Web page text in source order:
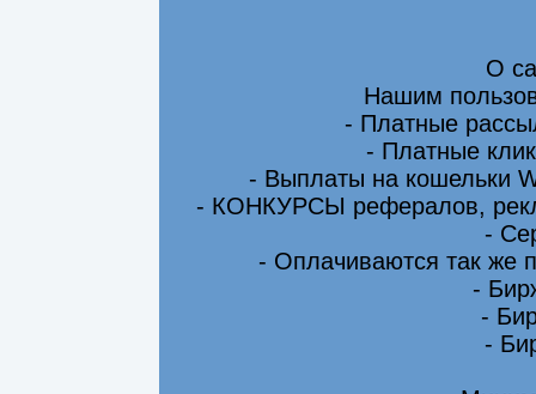
О
Нашим
- Платные
- Платные
- Выплаты на кошельки
- КОНКУРСЫ рефералов,
-
- Оплачиваются так же
-
-
-